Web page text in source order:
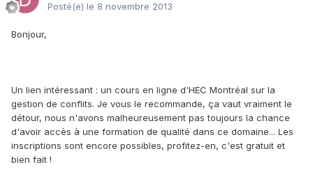
Posté(e) le 8 novembre 2013
Bonjour,
Un lien intéressant : un cours en ligne d'HEC Montréal sur la
gestion de conflits. Je vous le recommande, ça vaut vraiment le
détour, nous n'avons malheureusement pas toujours la chance
d'avoir accès à une formation de qualité dans ce domaine... Les
inscriptions sont encore possibles, profitez-en, c'est gratuit et
bien fait !